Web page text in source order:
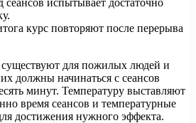
курс повторяют после перерыва
для пожилых людей и
должны начинаться с сеансов
минут. Температуру выставляют
время сеансов и температурные
достижения нужного эффекта.